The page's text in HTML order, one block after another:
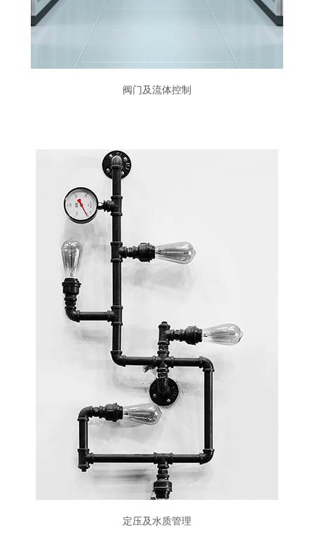
阀门及流体控制
定压及水质管理